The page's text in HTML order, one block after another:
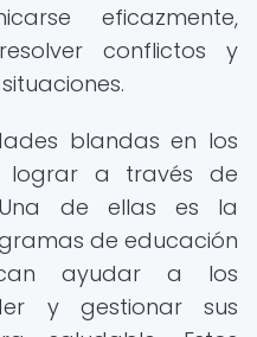
eficazmente,
conflictos y
blandas en los
lograr a través de
Una de ellas es la
de educación
ayudar a los
y gestionar sus